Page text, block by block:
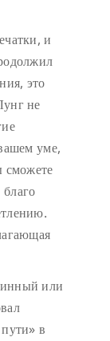
и
это
не
уме,
сможете
или
в